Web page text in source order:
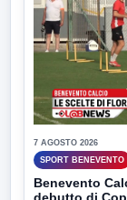
7 AGOSTO 2026
SPORT BENEVENTO
Benevento